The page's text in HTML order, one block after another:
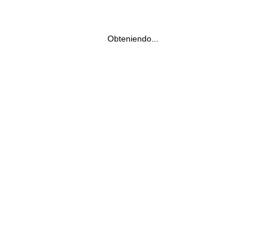
Obteniendo...